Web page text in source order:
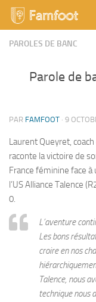
Skip to content
PAROLES DE BANC
Parole de
PAR FAMFOOT · 9
Laurent Queyret,
raconte la victoire de
France féminine face
l’US Alliance Talence
0.
L’aventure
Les bons
croire en nos
Talence, nous
technique nous